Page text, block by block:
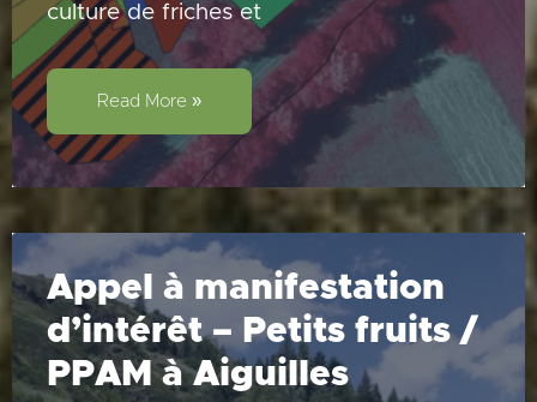
culture de friches et
–
Outil
/
Mercredi
19
Read More »
Appel à manifestation
d’intérêt – Petits fruits /
PPAM à Aiguilles